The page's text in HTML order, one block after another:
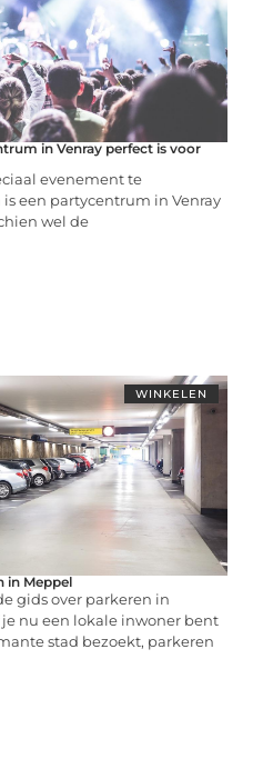
in Venray perfect is voor
evenement te
een partycentrum in Venray
wel de
WINKELEN
in Meppel
gids over parkeren in
nu een lokale inwoner bent
stad bezoekt, parkeren